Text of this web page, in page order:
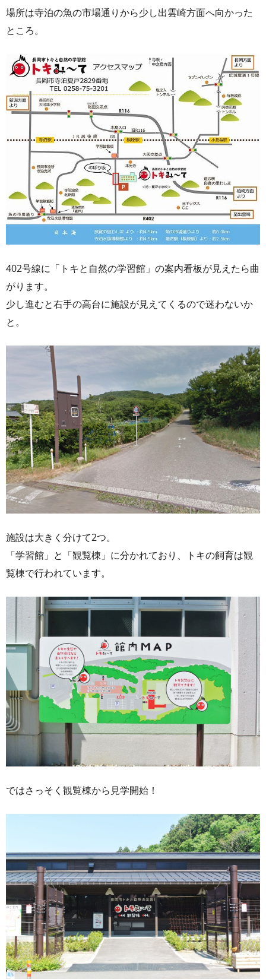
場所は寺泊の魚の市場通りから少し出雲崎方面へ向かった
ところ。
402号線に「トキと自然の学習館」の案内看板が見えたら曲
がります。
少し進むと右手の高台に施設が見えてくるので迷わないか
と。
施設は大きく分けて2つ。
「学習館」と「観覧棟」に分かれており、トキの飼育は観
覧棟で行われています。
ではさっそく観覧棟から見学開始！